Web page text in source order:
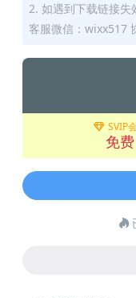
2. 如遇到下载链接失
客服微信：wixx517
SVIP
免费